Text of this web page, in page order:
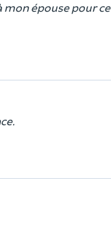
épouse pour ce